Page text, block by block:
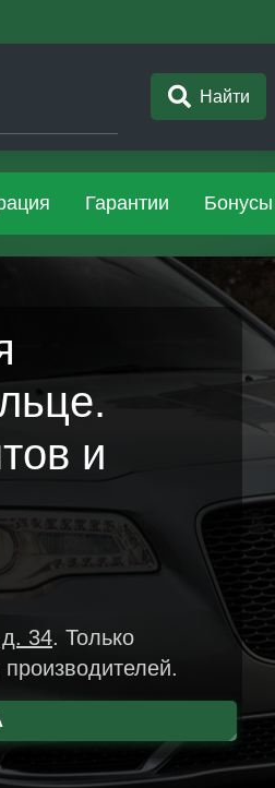
Найти
Гарантии Бонусы
и
34. Только
производителей.